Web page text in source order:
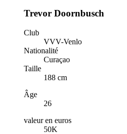
Trevor Doornbusch
Club
VVV-Venlo
Nationalité
Curaçao
Taille
188 cm
Âge
26
valeur en euros
50K